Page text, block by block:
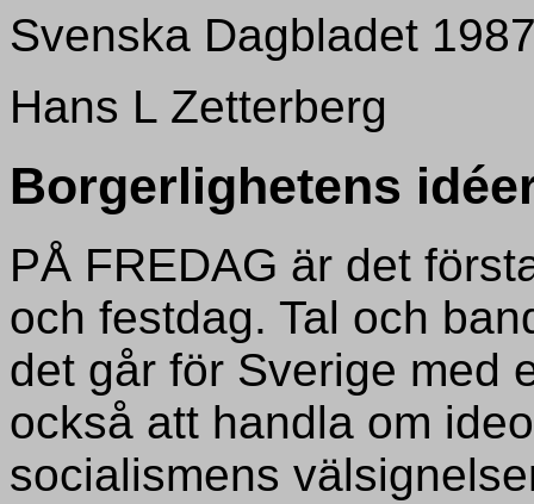
Svenska Dagbladet
Hans L Zetterberg
Borgerlighetens
PÅ FREDAG är det
och festdag. Tal och
det går för Sverige med
också att handla om
socialismens